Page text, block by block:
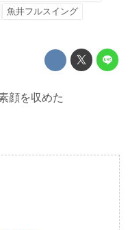
魚井フルスイング
顔を収めた